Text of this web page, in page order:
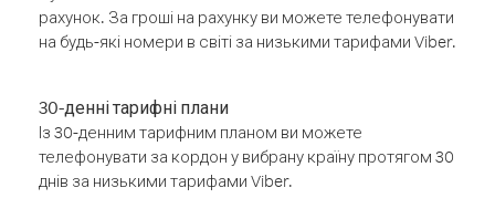
рахунок. За гроші на рахунку ви можете телефонувати
на будь-які номери в світі за низькими тарифами Viber.
30-денні тарифні плани
Із 30-денним тарифним планом ви можете
телефонувати за кордон у вибрану країну протягом 30
днів за низькими тарифами Viber.